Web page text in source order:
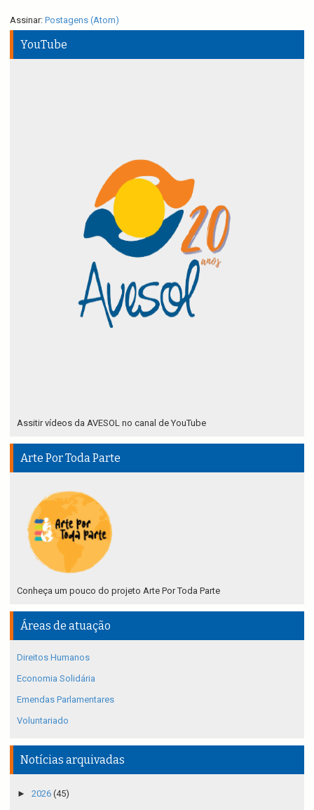
Assinar: Postagens (Atom)
YouTube
Assitir vídeos da AVESOL no canal de YouTube
Arte Por Toda Parte
Conheça um pouco do projeto Arte Por Toda Parte
Áreas de atuação
Direitos Humanos
Economia Solidária
Emendas Parlamentares
Voluntariado
Notícias arquivadas
► 2026 (45)